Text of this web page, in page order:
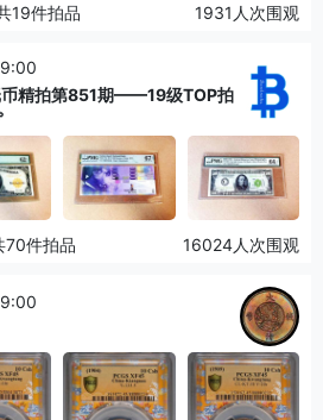
19件拍品 1931人次围观
币精拍第851期——19级TOP拍
70件拍品 16024人次围观